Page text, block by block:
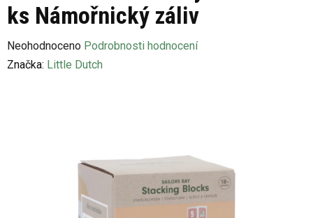
ks Námořnický záliv
Průměrné
hodnocení
Neohodnoceno Podrobnosti hodnocení
Značka: Little Dutch